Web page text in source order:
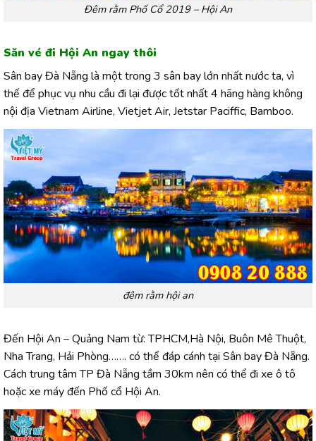
Đêm rằm Phố Cổ 2019 – Hội An
Săn vé đi Hội An ngay thôi
Sân bay Đà Nẵng là một trong 3 sân bay lớn nhất nước ta, vì
thế để phục vụ nhu cầu đi lại được tốt nhất 4 hãng hàng không
nội địa Vietnam Airline, Vietjet Air, Jetstar Paciffic, Bamboo.
đêm rằm hội an
Đến Hội An – Quảng Nam từ: TPHCM,Hà Nội, Buôn Mê Thuột,
Nha Trang, Hải Phòng……. có thể đáp cánh tại Sân bay Đà Nẵng.
Cách trung tâm TP Đà Nẵng tầm 30km nên có thể đi xe ô tô
hoặc xe máy đến Phố cổ Hội An.